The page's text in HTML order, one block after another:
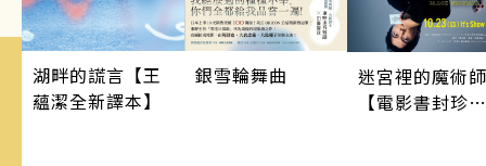
湖畔的謊言【王
蘊潔全新譯本】
銀雪輪舞曲
迷宮裡的魔術師
【電影書封珍藏